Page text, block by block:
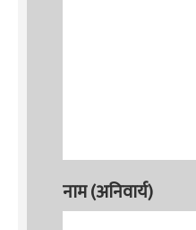
नाम (अनिवार्य)